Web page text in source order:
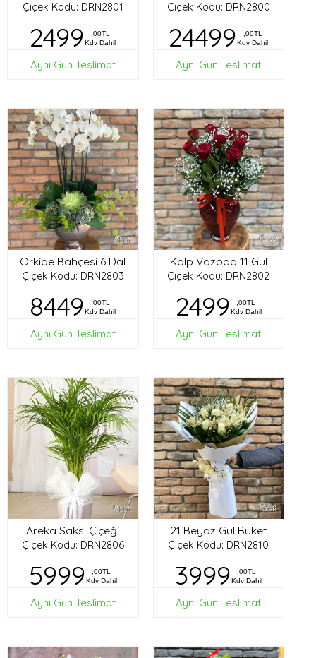
Çiçek Kodu: DRN2801
2499
,00TL
Kdv Dahil
Aynı Gün Teslimat
Çiçek Kodu: DRN2800
24499
,00TL
Kdv Dahil
Aynı Gün Teslimat
Orkide Bahçesi 6 Dal
Çiçek Kodu: DRN2803
8449
,00TL
Kdv Dahil
Aynı Gün Teslimat
Kalp Vazoda 11 Gül
Çiçek Kodu: DRN2802
2499
,00TL
Kdv Dahil
Aynı Gün Teslimat
Areka Saksı Çiçeği
Çiçek Kodu: DRN2806
5999
,00TL
Kdv Dahil
Aynı Gün Teslimat
21 Beyaz Gül Buket
Çiçek Kodu: DRN2810
3999
,00TL
Kdv Dahil
Aynı Gün Teslimat